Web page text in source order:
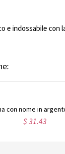
indossabile con
$ 31.43